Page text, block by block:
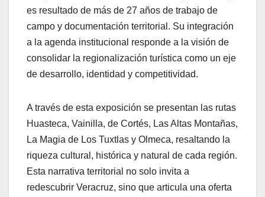
es resultado de más de 27 años de trabajo de
campo y documentación territorial. Su integración
a la agenda institucional responde a la visión de
consolidar la regionalización turística como un eje
de desarrollo, identidad y competitividad.
A través de esta exposición se presentan las rutas
Huasteca, Vainilla, de Cortés, Las Altas Montañas,
La Magia de Los Tuxtlas y Olmeca, resaltando la
riqueza cultural, histórica y natural de cada región.
Esta narrativa territorial no solo invita a
redescubrir Veracruz, sino que articula una oferta